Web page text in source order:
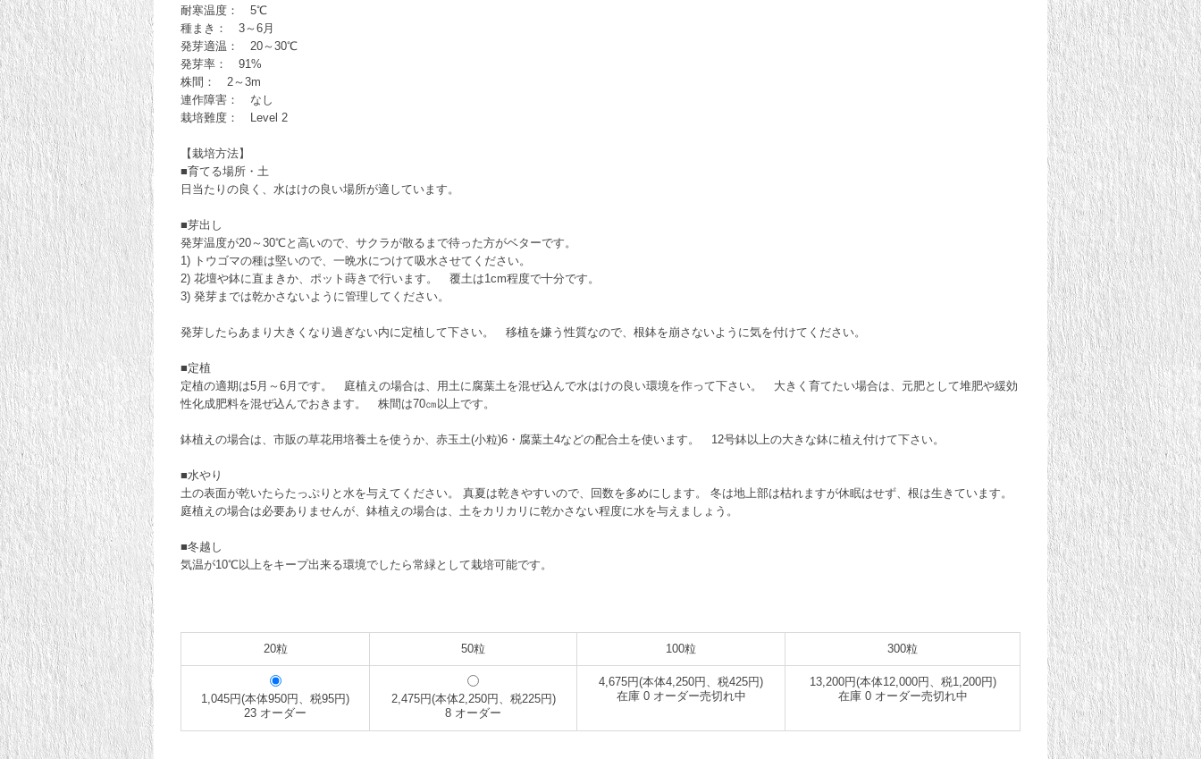
耐寒温度： 5℃
種まき： 3～6月
発芽適温： 20～30℃
発芽率： 91%
株間： 2～3m
連作障害： なし
栽培難度： Level 2
【栽培方法】
■育てる場所・土
日当たりの良く、水はけの良い場所が適しています。
■芽出し
発芽温度が20～30℃と高いので、サクラが散るまで待った方がベターです。
1) トウゴマの種は堅いので、一晩水につけて吸水させてください。
2) 花壇や鉢に直まきか、ポット蒔きで行います。 覆土は1cm程度で十分です。
3) 発芽までは乾かさないように管理してください。
発芽したらあまり大きくなり過ぎない内に定植して下さい。 移植を嫌う性質なので、根鉢を崩さないように気を付けてください。
■定植
定植の適期は5月～6月です。 庭植えの場合は、用土に腐葉土を混ぜ込んで水はけの良い環境を作って下さい。 大きく育てたい場合は、元肥として堆肥や緩効
性化成肥料を混ぜ込んでおきます。 株間は70㎝以上です。
鉢植えの場合は、市販の草花用培養土を使うか、赤玉土(小粒)6・腐葉土4などの配合土を使います。 12号鉢以上の大きな鉢に植え付けて下さい。
■水やり
土の表面が乾いたらたっぷりと水を与えてください。 真夏は乾きやすいので、回数を多めにします。 冬は地上部は枯れますが休眠はせず、根は生きています。
庭植えの場合は必要ありませんが、鉢植えの場合は、土をカリカリに乾かさない程度に水を与えましょう。
■冬越し
気温が10℃以上をキープ出来る環境でしたら常緑として栽培可能です。
20粒 50粒 100粒 300粒
1,045円(本体950円、税95円)
23 オーダー
2,475円(本体2,250円、税225円)
8 オーダー
4,675円(本体4,250円、税425円)
在庫 0 オーダー売切れ中
13,200円(本体12,000円、税1,200円)
在庫 0 オーダー売切れ中